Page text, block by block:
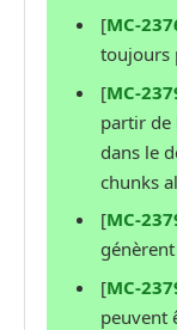
[MC-
toujours
[MC-
partir de
dans le
chunks
[MC-
[MC-
peuvent